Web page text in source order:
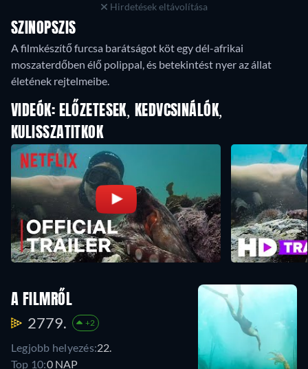
Hirdetések eltávolítása
SZINOPSZIS
A filmkészítő furcsa barátságot köt egy dél-afrikai
moszaterdőben élő polippal, és betekintést nyer az állat
életének rejtelmeibe.
VIDEÓK: ELŐZETESEK, KEDVCSINÁLÓK,
KULISSZATITKOK
A FILMRŐL
2779. +2
Legjobb helyezés:22.
Top 10:0 NAP